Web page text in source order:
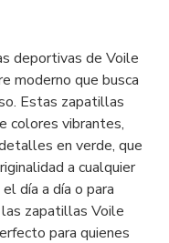
deportivas de Voile
moderno que busca
Estas zapatillas
colores vibrantes,
en verde, que
a cualquier
día a día o para
zapatillas Voile
para quienes